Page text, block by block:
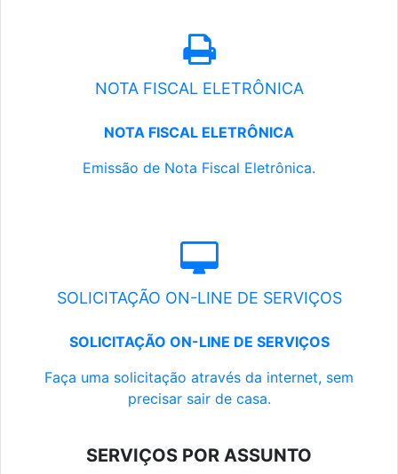
NOTA FISCAL ELETRÔNICA
NOTA FISCAL ELETRÔNICA
Emissão de Nota Fiscal Eletrônica.
SOLICITAÇÃO ON-LINE DE SERVIÇOS
SOLICITAÇÃO ON-LINE DE SERVIÇOS
Faça uma solicitação através da internet, sem
precisar sair de casa.
SERVIÇOS POR ASSUNTO